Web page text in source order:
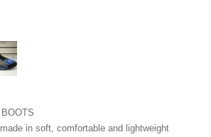
in soft, comfortable and lightweight